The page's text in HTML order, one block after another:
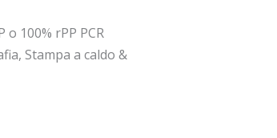
100% rPP PCR
Stampa a caldo &